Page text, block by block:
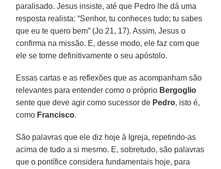
paralisado. Jesus insiste, até que Pedro lhe dá uma
resposta realista: “Senhor, tu conheces tudo; tu sabes
que eu te quero bem” (Jo 21, 17). Assim, Jesus o
confirma na missão. E, desse modo, ele faz com que
ele se torne definitivamente o seu apóstolo.
Essas cartas e as reflexões que as acompanham são
relevantes para entender como o próprio Bergoglio
sente que deve agir como sucessor de Pedro, isto é,
como Francisco.
São palavras que ele diz hoje à Igreja, repetindo-as
acima de tudo a si mesmo. E, sobretudo, são palavras
que o pontífice considera fundamentais hoje, para